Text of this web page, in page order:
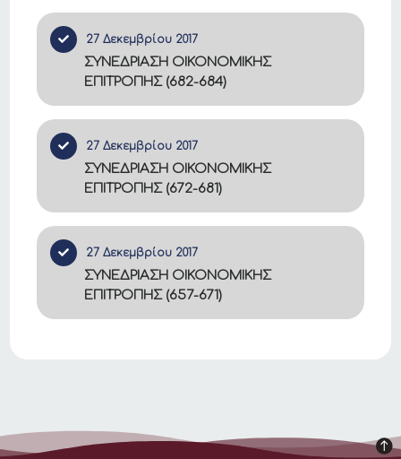
27 Δεκεμβρίου 2017
ΣΥΝΕΔΡΙΑΣΗ ΟΙΚΟΝΟΜΙΚΗΣ
ΕΠΙΤΡΟΠΗΣ (682-684)
27 Δεκεμβρίου 2017
ΣΥΝΕΔΡΙΑΣΗ ΟΙΚΟΝΟΜΙΚΗΣ
ΕΠΙΤΡΟΠΗΣ (672-681)
27 Δεκεμβρίου 2017
ΣΥΝΕΔΡΙΑΣΗ ΟΙΚΟΝΟΜΙΚΗΣ
ΕΠΙΤΡΟΠΗΣ (657-671)